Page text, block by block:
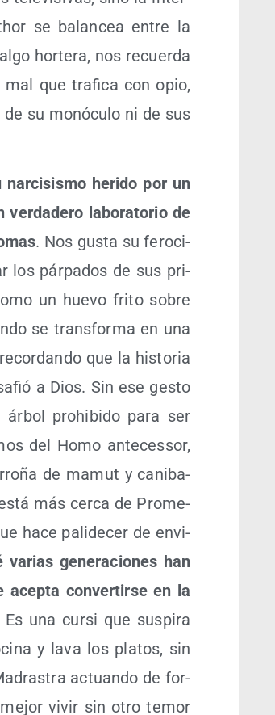
se balan­cea entre la
hor­te­ra, nos recuer­da
que tra­fi­ca con opio,
su monócu­lo ni de sus
heri­do por un
ver­da­de­ro labo­ra­to­rio de
. Nos gus­ta su fero­ci­
los pár­pa­dos de sus pri­
un hue­vo fri­to sobre
se trans­for­ma en una
que la his­to­ria
a Dios. Sin ese ges­to
prohi­bi­do para ser
del Homo ante­ces­sor,
de mamut y cani­ba­
más cer­ca de Pro­me­
hace pali­de­cer de envi­
varias gene­ra­cio­nes han
acep­ta con­ver­tir­se en la
Es una cur­si que sus­pi­ra
y lava los pla­tos, sin
actuan­do de for­
vivir sin otro temor